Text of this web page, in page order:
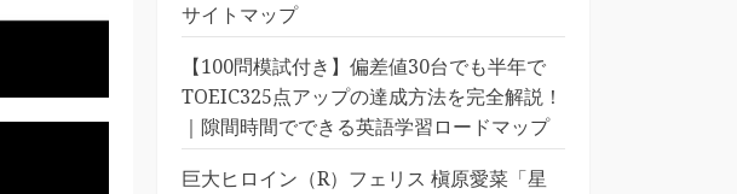
サイトマップ
【100問模試付き】偏差値30台でも半年で
TOEIC325点アップの達成方法を完全解説！
｜隙間時間でできる英語学習ロードマップ
巨大ヒロイン（R）フェリス 槇原愛菜「星